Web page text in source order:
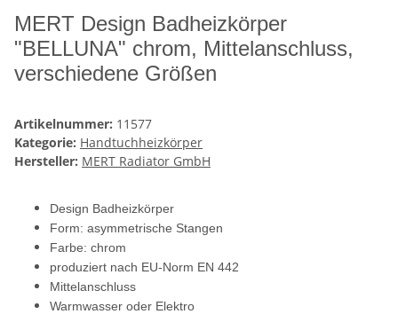
MERT Design Badheizkörper
"BELLUNA" chrom, Mittelanschluss,
verschiedene Größen
Artikelnummer: 11577
Kategorie: Handtuchheizkörper
Hersteller: MERT Radiator GmbH
Design Badheizkörper
Form: asymmetrische Stangen
Farbe: chrom
produziert nach EU-Norm EN 442
Mittelanschluss
Warmwasser oder Elektro